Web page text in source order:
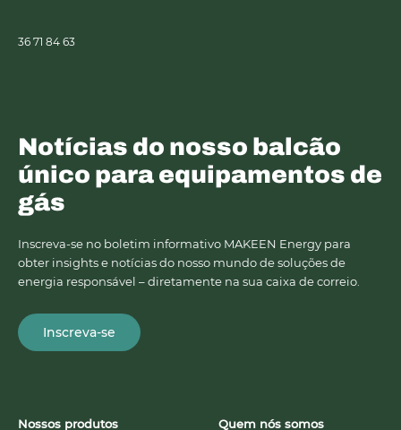
36 71 84 63
Nossos produtos Quem nós somos
Notícias do nosso balcão
único para equipamentos de
gás
Inscreva-se no boletim informativo MAKEEN Energy para
obter insights e notícias do nosso mundo de soluções de
energia responsável – diretamente na sua caixa de correio.
Inscreva-se